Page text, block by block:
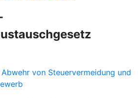
von Steuervermeidung und